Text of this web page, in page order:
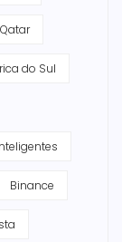
do Sul
Binance